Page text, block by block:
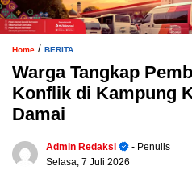
Home / BERITA
Warga Tangkap
Konflik di Kampung
Damai
Admin Redaksi
- Penulis
Selasa, 7 Juli 2026